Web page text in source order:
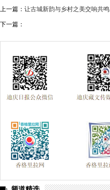
上一篇： 让古城新韵与乡村之美交响共鸣
下一篇：